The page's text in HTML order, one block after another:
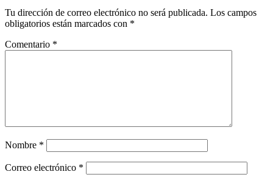
Tu dirección de correo electrónico no será publicada. Los campos
obligatorios están marcados con *
Comentario *
Nombre *
Correo electrónico *